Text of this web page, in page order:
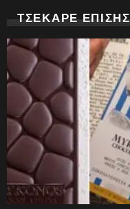
ΤΣΕΚΑΡΕ ΕΠΙΣΗΣ